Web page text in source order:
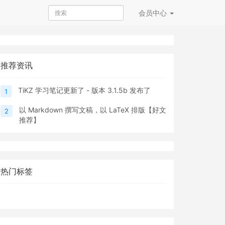
会员中心
推荐资讯
1 TiKZ 学习笔记更新了 - 版本 3.1.5b 发布了
2
以 Markdown 撰写文稿，以 LaTeX 排版【好文
推荐】
热门标签